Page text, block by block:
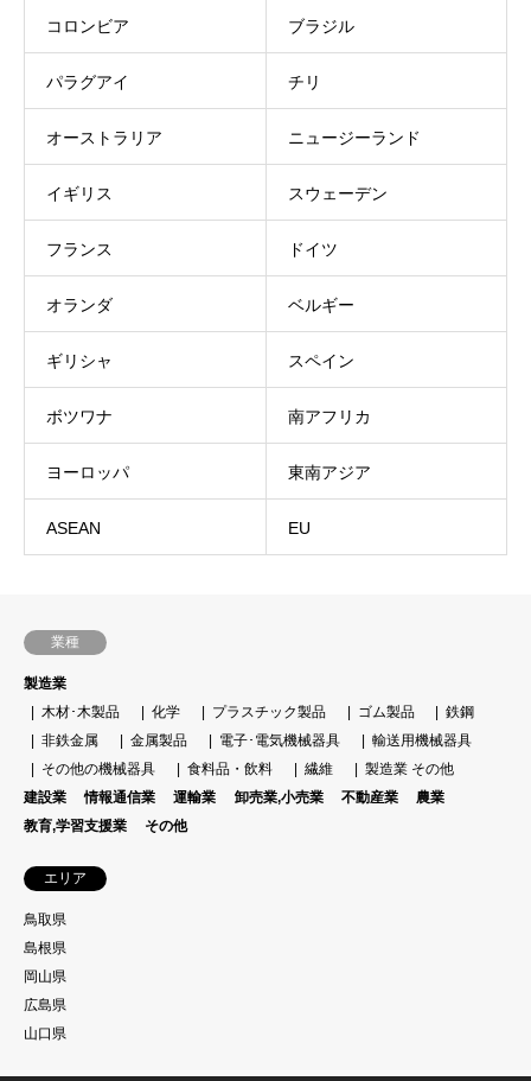
コロンビア ブラジル
パラグアイ チリ
オーストラリア ニュージーランド
イギリス スウェーデン
フランス ドイツ
オランダ ベルギー
ギリシャ スペイン
ボツワナ 南アフリカ
ヨーロッパ 東南アジア
ASEAN EU
業種
製造業
木材･木製品
化学 プラスチック製品 ゴム製品
鉄鋼
非鉄金属
金属製品 電子･電気機械器具
輸送用機械器具
その他の機械器具
食料品・飲料 繊維
製造業 その他
建設業
情報通信業 運輸業 卸売業,小売業 不動産業
農業
教育,学習支援業
その他
エリア
鳥取県
島根県
岡山県
広島県
山口県